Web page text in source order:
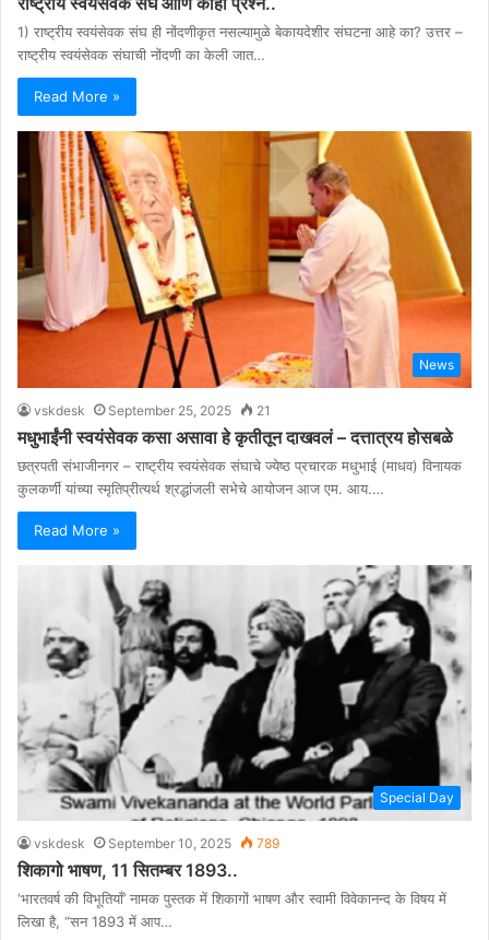
1) राष्ट्रीय स्वयंसेवक संघ ही नोंदणीकृत नसल्यामुळे बेकायदेशीर संघटना आहे का? उत्तर –
राष्ट्रीय स्वयंसेवक संघाची नोंदणी का केली जात…
Read More »
News
vskdesk September 25, 2025 21
मधुभाईंनी स्वयंसेवक कसा असावा हे कृतीतून दाखवलं – दत्तात्रय होसबळे
छत्रपती संभाजीनगर – राष्ट्रीय स्वयंसेवक संघाचे ज्येष्ठ प्रचारक मधुभाई (माधव) विनायक
कुलकर्णी यांच्या स्मृतिप्रीत्यर्थ श्रद्धांजली सभेचे आयोजन आज एम. आय.…
Read More »
Special Day
vskdesk September 10, 2025 789
शिकागो भाषण, 11 सितम्बर 1893..
‘भारतवर्ष की विभूतियाँ’ नामक पुस्तक में शिकागों भाषण और स्वामी विवेकानन्द के विषय में
लिखा है, “सन 1893 में आप…